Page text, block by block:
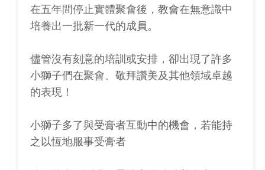
在五年間停止實體聚會後，教會在無意識中
培養出一批新一代的成員。
儘管沒有刻意的培訓或安排，卻出現了許多
小獅子們在聚會、敬拜讚美及其他領域卓越
的表現！
小獅子多了與受膏者互動中的機會，若能持
之以恆地服事受膏者